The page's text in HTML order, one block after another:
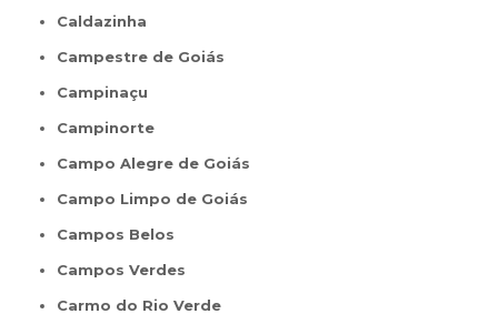
Caldazinha
Campestre de Goiás
Campinaçu
Campinorte
Campo Alegre de Goiás
Campo Limpo de Goiás
Campos Belos
Campos Verdes
Carmo do Rio Verde